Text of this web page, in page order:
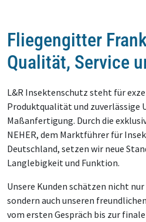
Fliegengitter
Qualität, Service
L&R Insektenschutz steht für
Produktqualität und zuverlässige
Maßanfertigung. Durch die
NEHER, dem Marktführer für
Deutschland, setzen wir neue
Langlebigkeit und Funktion.
Unsere Kunden schätzen nicht
sondern auch unseren
vom ersten Gespräch bis zur